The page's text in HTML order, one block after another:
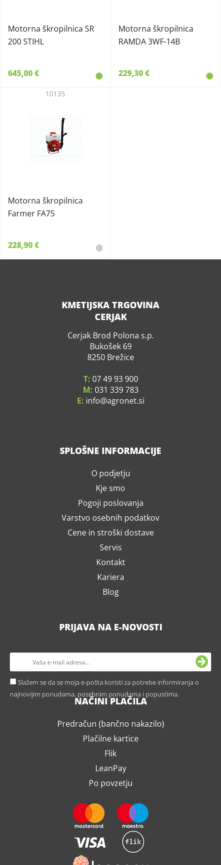
Motorna škropilnica SR
200 STIHL
645,00 €
Motorna škropilnica
RAMDA 3WF-14B
229,30 €
Motorna škropilnica
Farmer FA75
10135
228,90 €
KMETIJSKA TRGOVINA
CERJAK
Cerjak Brod Polona s.p.
Bukošek 69
8250 Brežice
T: 07 49 93 900
M: 031 339 783
E: info agronet.si
SPLOŠNE INFORMACIJE
O podjetju
Kje smo
Pogoji poslovanja
Varstvo osebnih podatkov
Cene in stroški dostave
Servis
Kontakt
Kariera
Blog
PRIJAVA NA E-NOVOSTI
Slažem se da se moja e-pošta koristi za potrebe informiranja o
najnovijim ponudama, posebnim ponudama i popustima.
NAČINI PLAČILA
Predračun (bančno nakazilo)
Plačilne kartice
Flik
LeanPay
Po povzetju